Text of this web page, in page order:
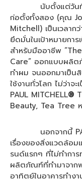
นับตั้งแต่วันที่บริ
ก่อตั้งทั้งสอง (คุณ
Mitchell) เป็นเวลาก
ยึดมั่นในเป้าหมายกา
สำหรับมืออาชีพ
Care” ออกแบบผลิต
ทำผม จนออกมาเป็น
ใช้งานทั่วโลก ไม่ว่าจ
PAUL MITCHELL®
Beauty, Tea Tree
นอกจากนี้
เรื่องของสิ่งแวดล้อ
รนด์แรกๆ ที่ไม่ทำก
ผลิตภัณฑ์ที่ทำมาจาก
อาทิตย์ในอาคารทำง